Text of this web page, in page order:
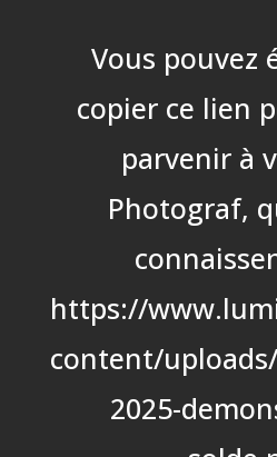
Vous pouvez
copier ce lien
parvenir à
Photograf,
https://
content/
2025-